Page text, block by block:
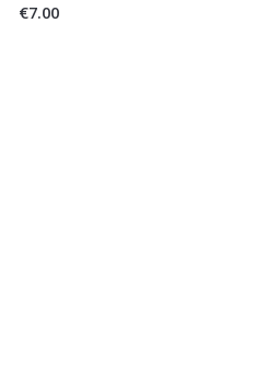
€7.00